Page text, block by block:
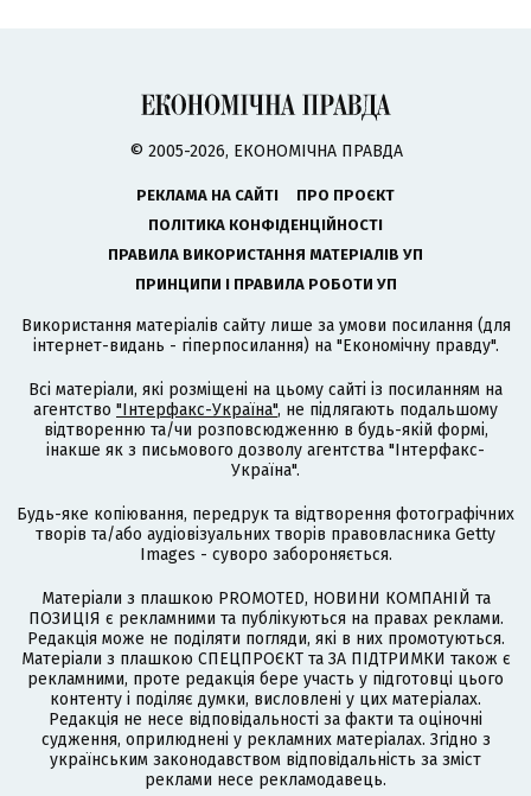
© 2005-2026, ЕКОНОМІЧНА ПРАВДА
РЕКЛАМА НА САЙТІ
ПРО ПРОЄКТ
ПОЛІТИКА КОНФІДЕНЦІЙНОСТІ
ПРАВИЛА ВИКОРИСТАННЯ МАТЕРІАЛІВ УП
ПРИНЦИПИ І ПРАВИЛА РОБОТИ УП
Використання матеріалів сайту лише за умови посилання (для
інтернет-видань - гіперпосилання) на "Економічну правду".
Всі матеріали, які розміщені на цьому сайті із посиланням на
агентство "Інтерфакс-Україна", не підлягають подальшому
відтворенню та/чи розповсюдженню в будь-якій формі,
інакше як з письмового дозволу агентства "Інтерфакс-
Україна".
Будь-яке копіювання, передрук та відтворення фотографічних
творів та/або аудіовізуальних творів правовласника Getty
Images - суворо забороняється.
Матеріали з плашкою PROMOTED, НОВИНИ КОМПАНІЙ та
ПОЗИЦІЯ є рекламними та публікуються на правах реклами.
Редакція може не поділяти погляди, які в них промотуються.
Матеріали з плашкою СПЕЦПРОЄКТ та ЗА ПІДТРИМКИ також є
рекламними, проте редакція бере участь у підготовці цього
контенту і поділяє думки, висловлені у цих матеріалах.
Редакція не несе відповідальності за факти та оціночні
судження, оприлюднені у рекламних матеріалах. Згідно з
українським законодавством відповідальність за зміст
реклами несе рекламодавець.